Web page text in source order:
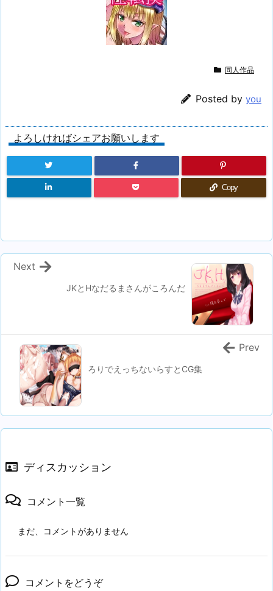
同人作品
Posted by you
よろしければシェアお願いします
Copy
JKとHなだるまさんがころんだ
Next
ろりでえっちないらすとCG集
Prev
ディスカッション
コメント一覧
まだ、コメントがありません
コメントをどうぞ